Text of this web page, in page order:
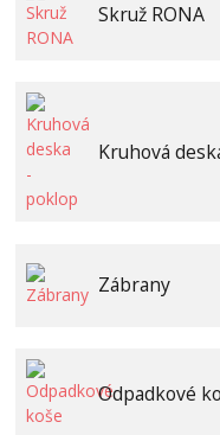
Skruž RONA
Kruhová
Zábrany
Odpadkové